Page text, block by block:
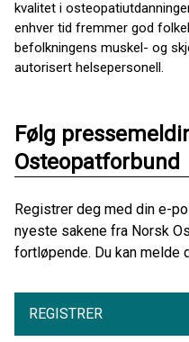
kvalitet i
enhver tid fremmer god
befolkningens muskel- og
autorisert helsepersonell.
Følg
Osteopatforbund
Registrer deg med din e-
nyeste sakene fra Norsk
fortløpende. Du kan melde
REGISTRER